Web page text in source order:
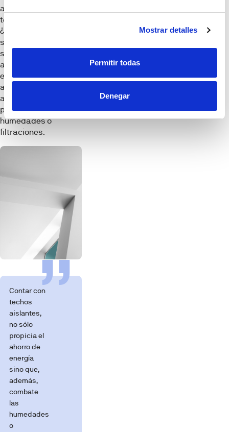
Mostrar detalles
Permitir todas
Denegar
aislante térmico en
techos y cubiertas.
¿El motivo? Tan
sencillo como que no
sólo propiciará el
ahorro de energía en
el hogar sino que,
además, te ayudará
a combatir
problemas de
humedades o
filtraciones.
Contar con
techos
aislantes,
no sólo
propicia el
ahorro de
energía
sino que,
además,
combate
las
humedades
o